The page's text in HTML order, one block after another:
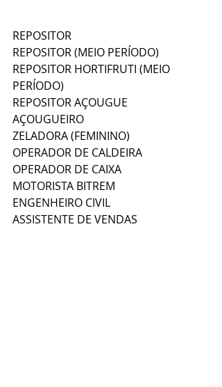
REPOSITOR
REPOSITOR (MEIO PERÍODO)
REPOSITOR HORTIFRUTI (MEIO
PERÍODO)
REPOSITOR AÇOUGUE
AÇOUGUEIRO
ZELADORA (FEMININO)
OPERADOR DE CALDEIRA
OPERADOR DE CAIXA
MOTORISTA BITREM
ENGENHEIRO CIVIL
ASSISTENTE DE VENDAS